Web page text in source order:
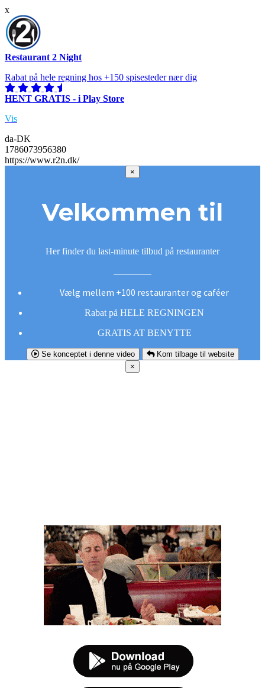
x
Restaurant 2 Night
Rabat på hele regning hos +150 spisesteder nær dig
HENT GRATIS - i Play Store
Vis
da-DK
1786073956380
https://www.r2n.dk/
×
Velkommen til
Her finder du last-minute tilbud på restauranter
Vælg mellem +100 restauranter og caféer
Rabat på HELE REGNINGEN
GRATIS AT BENYTTE
Se konceptet i denne video
Kom tilbage til website
×